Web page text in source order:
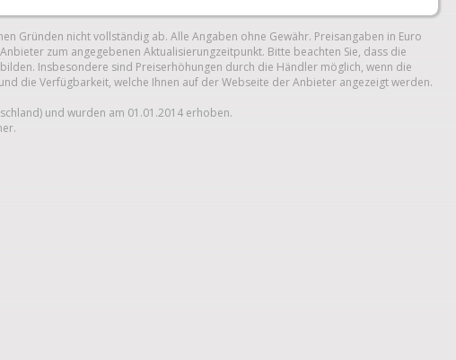
Gründen nicht vollständig ab. Alle Angaben ohne Gewähr. Preisangaben in Euro
zum angegebenen Aktualisierungzeitpunkt. Bitte beachten Sie, dass die
Insbesondere sind Preiserhöhungen durch die Händler möglich, wenn die
die Verfügbarkeit, welche Ihnen auf der Webseite der Anbieter angezeigt werden.
und wurden am 01.01.2014 erhoben.